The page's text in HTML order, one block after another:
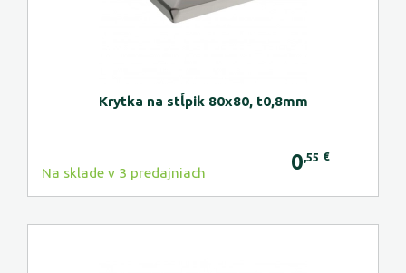
Krytka na stĺpik 80x80, t0,8mm
Na sklade v 3 predajniach 0 ,55 €